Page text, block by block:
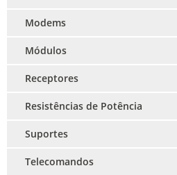
Modems
Módulos
Receptores
Resistências de Potência
Suportes
Telecomandos